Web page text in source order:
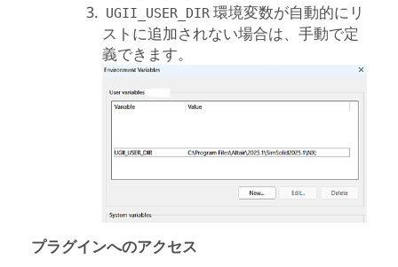
UGII_USER_DIR 環境変数が自動的にリ
ストに追加されない場合は、手動で定
義できます。
プラグインへのアクセス